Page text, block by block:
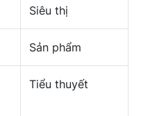
Siêu thị
Sản phẩm
Tiểu thuyết